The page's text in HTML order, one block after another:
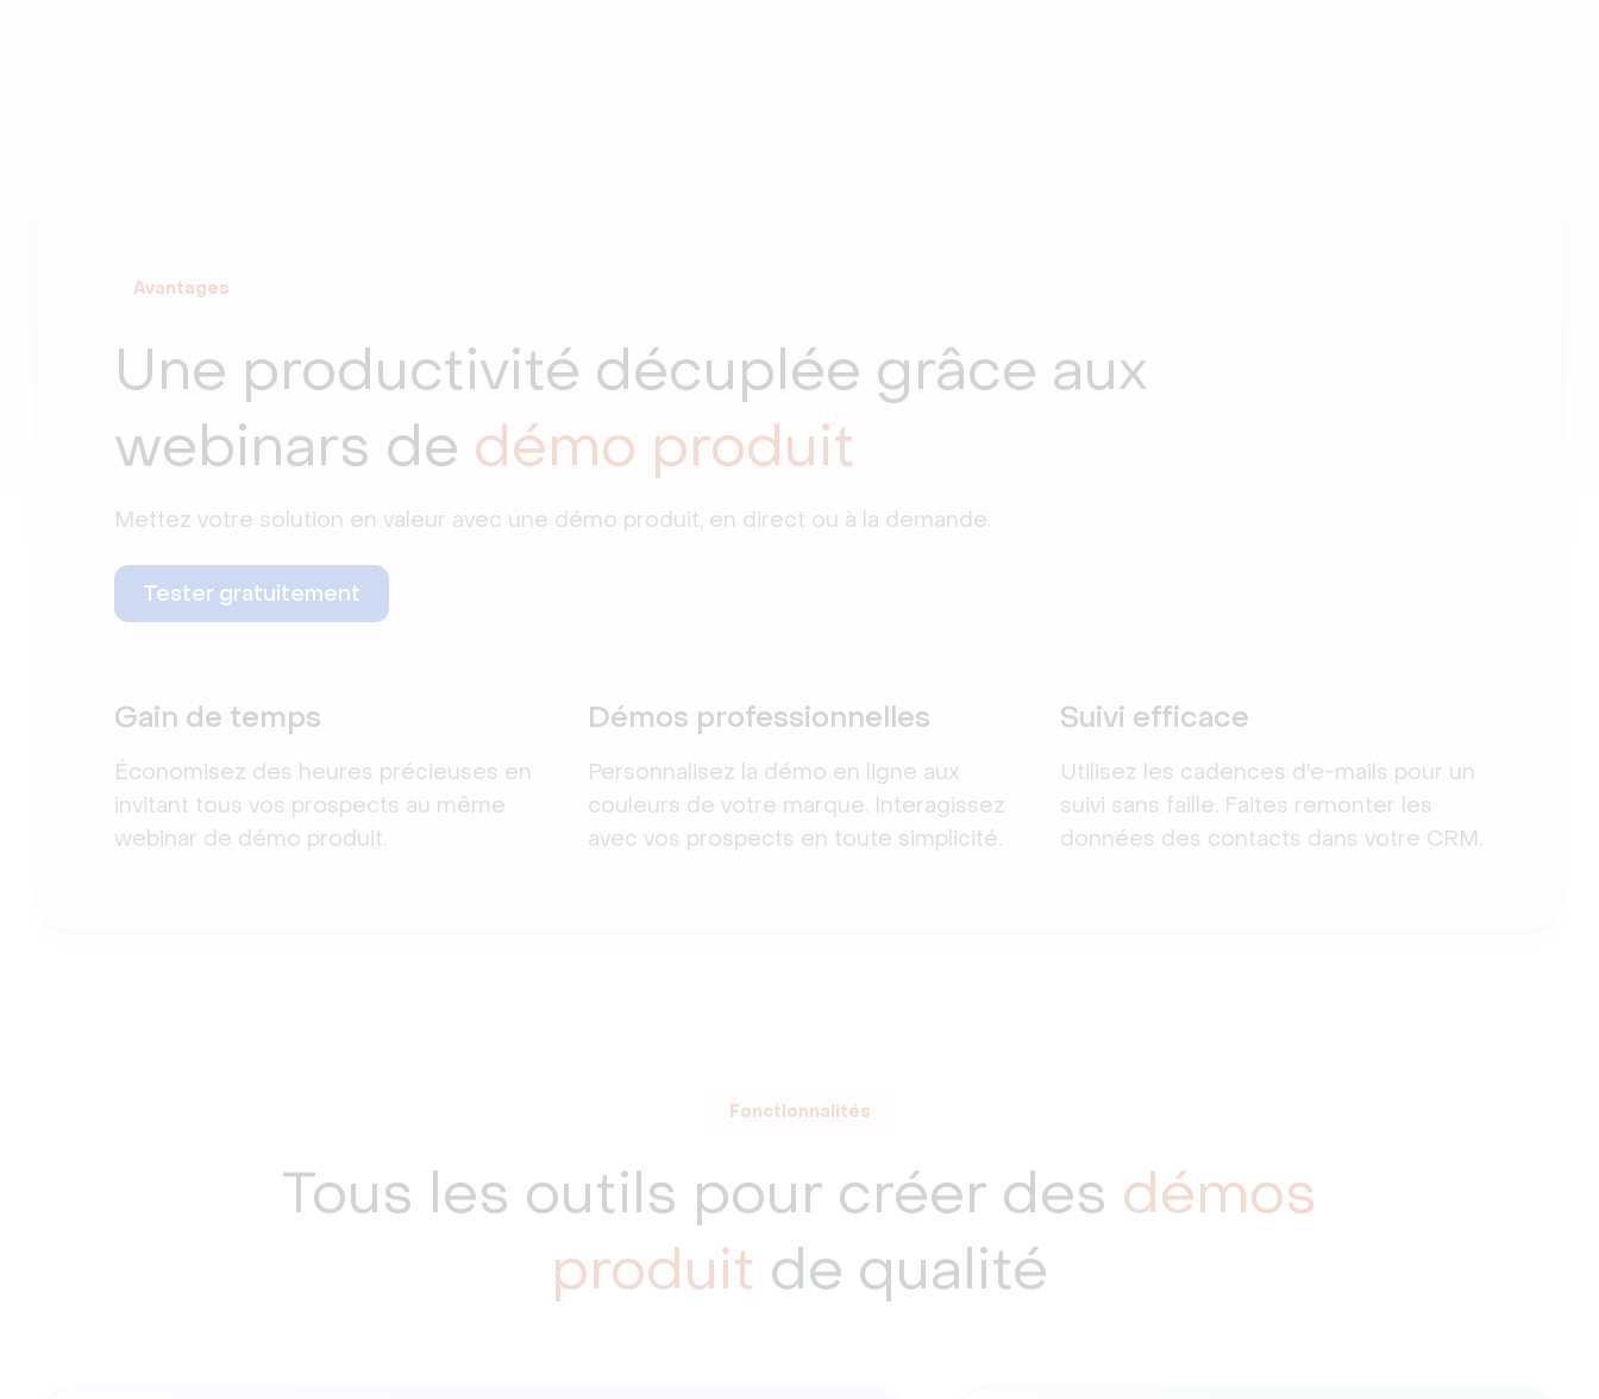
Avantages
Une productivité décuplée grâce aux
webinars de démo produit
Mettez votre solution en valeur avec une démo produit, en direct ou à la demande.
Tester gratuitement
Gain de temps
Économisez des heures précieuses en
invitant tous vos prospects au même
webinar de démo produit.
Démos professionnelles
Personnalisez la démo en ligne aux
couleurs de votre marque. Interagissez
avec vos prospects en toute simplicité.
Suivi efficace
Utilisez les cadences d'e-mails pour un
suivi sans faille. Faites remonter les
données des contacts dans votre CRM.
Fonctionnalités
Tous les outils pour créer des démos
produit de qualité